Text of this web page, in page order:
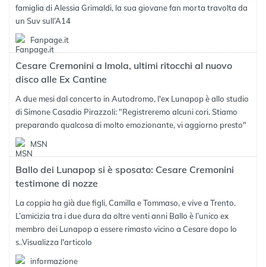
famiglia di Alessia Grimaldi, la sua giovane fan morta travolta da
un Suv sull’A14
Fanpage.it
Cesare Cremonini a Imola, ultimi ritocchi al nuovo
disco alle Ex Cantine
A due mesi dal concerto in Autodromo, l'ex Lunapop è allo studio
di Simone Casadio Pirazzoli: "Registreremo alcuni cori. Stiamo
preparando qualcosa di molto emozionante, vi aggiorno presto"
MSN
Ballo dei Lunapop si è sposato: Cesare Cremonini
testimone di nozze
La coppia ha già due figli, Camilla e Tommaso, e vive a Trento.
L’amicizia tra i due dura da oltre venti anni Ballo è l’unico ex
membro dei Lunapop a essere rimasto vicino a Cesare dopo lo
s..Visualizza l'articolo
informazione